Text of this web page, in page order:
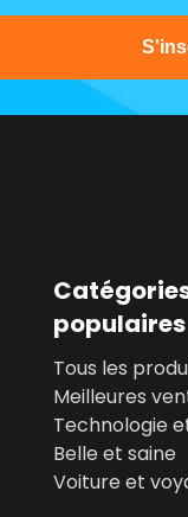
populaires
Tous les
Meilleures
Technologie
Belle et saine
Voiture et